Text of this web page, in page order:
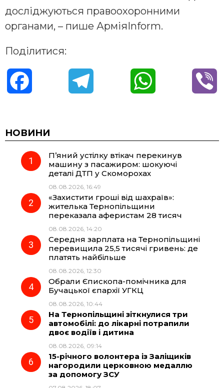
досліджуються правоохоронними
органами, – пише АрміяInform.
Поділитися:
c
e
o
k
e
g
r
a
m
t
НОВИНИ
П’яний устілку втікач перекинув
машину з пасажиром: шокуючі
деталі ДТП у Скоморохах
08.08.2026, 16:49
«Захистити гроші від шахраїв»:
жителька Тернопільщини
переказала аферистам 28 тисяч
08.08.2026, 14:20
Середня зарплата на Тернопільщині
перевищила 25,5 тисячі гривень: де
платять найбільше
08.08.2026, 12:30
Обрали Єпископа-помічника для
Бучацької єпархії УГКЦ
08.08.2026, 10:44
На Тернопільщині зіткнулися три
автомобілі: до лікарні потрапили
двоє водіїв і дитина
08.08.2026, 09:14
15-річного волонтера із Заліщиків
нагородили церковною медаллю
за допомогу ЗСУ